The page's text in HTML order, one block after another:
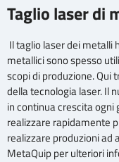
Taglio laser di
Il taglio laser dei metalli
metallici sono spesso
scopi di produzione. Qui
della tecnologia laser. Il
in continua crescita ogni
realizzare rapidamente
realizzare produzioni ad
MetaQuip per ulteriori